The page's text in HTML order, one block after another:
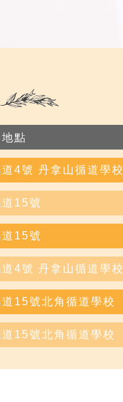
點
4號 丹拿山循道學校
15號
15號
4號 丹拿山循道學校
15號北角循道學校
15號北角循道學校